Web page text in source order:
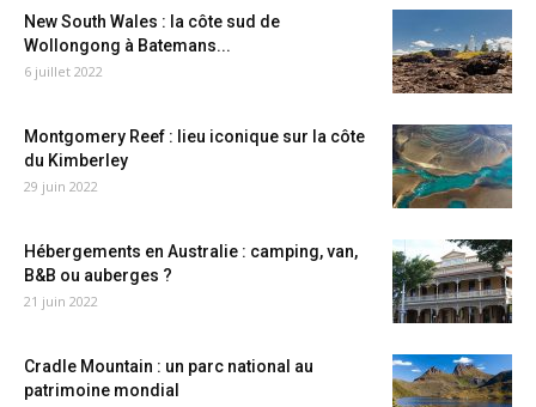
New South Wales : la côte sud de
Wollongong à Batemans...
6 juillet 2022
Montgomery Reef : lieu iconique sur la côte
du Kimberley
29 juin 2022
Hébergements en Australie : camping, van,
B&B ou auberges ?
21 juin 2022
Cradle Mountain : un parc national au
patrimoine mondial